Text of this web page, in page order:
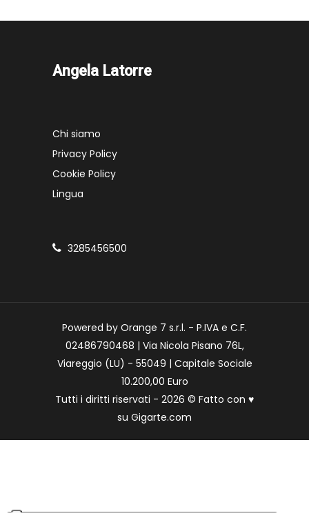
Angela Latorre
Chi siamo
Privacy Policy
Cookie Policy
Lingua
3285456500
Powered by Orange 7 s.r.l. - P.IVA e C.F.
02486790468 | Via Nicola Pisano 76L,
Viareggio (LU) - 55049 | Capitale Sociale
10.200,00 Euro
Tutti i diritti riservati - 2026 © Fatto con ♥
su Gigarte.com